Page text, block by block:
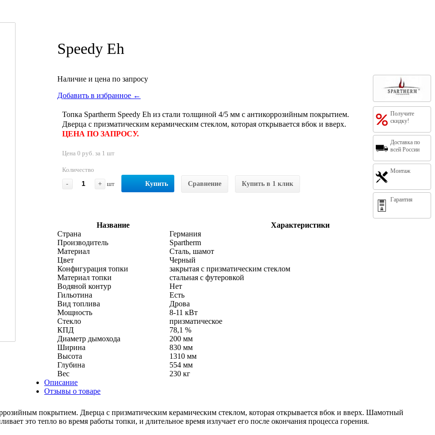
Speedy Eh
Получите
скидку!
Доставка по
всей России
Монтаж
Гарантия
Наличие и цена по запросу
Добавить в избранное ←
Топка Spartherm Speedy Eh из стали толщиной 4/5 мм с антикоррозийным покрытием.
Дверца с призматическим керамическим стеклом, которая открывается вбок и вверх.
ЦЕНА ПО ЗАПРОСУ.
Цена 0 руб. за 1 шт
Количество
-
+ шт Купить Сравнение Купить в 1 клик
Название
Характеристики
Страна
Германия
Производитель
Spartherm
Материал
Сталь, шамот
Цвет
Черный
Конфигурация топки
закрытая с призматическим стеклом
Материал топки
стальная с футеровкой
Водяной контур
Нет
Гильотина
Есть
Вид топлива
Дрова
Мощность
8-11 кВт
Стекло
призматическое
КПД
78,1 %
Диаметр дымохода
200 мм
Ширина
830 мм
Высота
1310 мм
Глубина
554 мм
Вес
230 кг
Описание
Отзывы о товаре
покрытием. Дверца с призматическим керамическим стеклом, которая открывается вбок и вверх. Шамотный
это тепло во время работы топки, и длительное время излучает его после окончания процесса горения.